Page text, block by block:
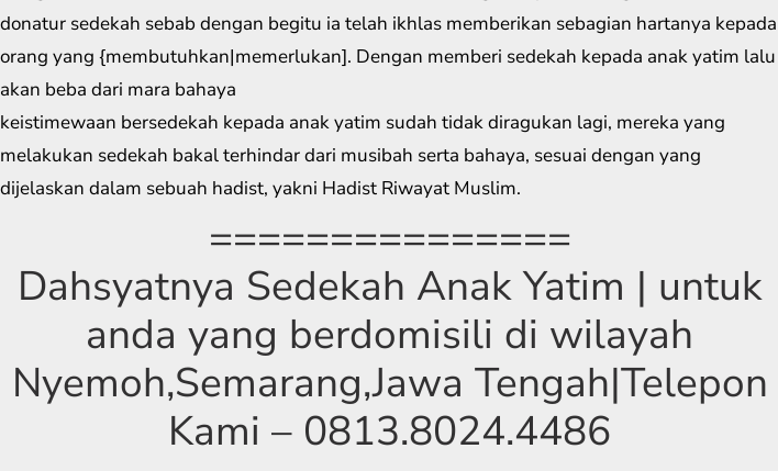
donatur sedekah sebab dengan begitu ia telah ikhlas memberikan sebagian hartanya kepada
orang yang {membutuhkan|memerlukan]. Dengan memberi sedekah kepada anak yatim lalu
akan beba dari mara bahaya
keistimewaan bersedekah kepada anak yatim sudah tidak diragukan lagi, mereka yang
melakukan sedekah bakal terhindar dari musibah serta bahaya, sesuai dengan yang
dijelaskan dalam sebuah hadist, yakni Hadist Riwayat Muslim.
===============
Dahsyatnya Sedekah Anak Yatim | untuk
anda yang berdomisili di wilayah
Nyemoh,Semarang,Jawa Tengah|Telepon
Kami – 0813.8024.4486